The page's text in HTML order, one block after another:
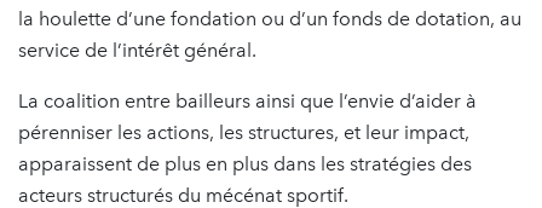
la houlette d’une fondation ou d’un fonds de dotation, au
service de l’intérêt général.
La coalition entre bailleurs ainsi que l’envie d’aider à
pérenniser les actions, les structures, et leur impact,
apparaissent de plus en plus dans les stratégies des
acteurs structurés du mécénat sportif.